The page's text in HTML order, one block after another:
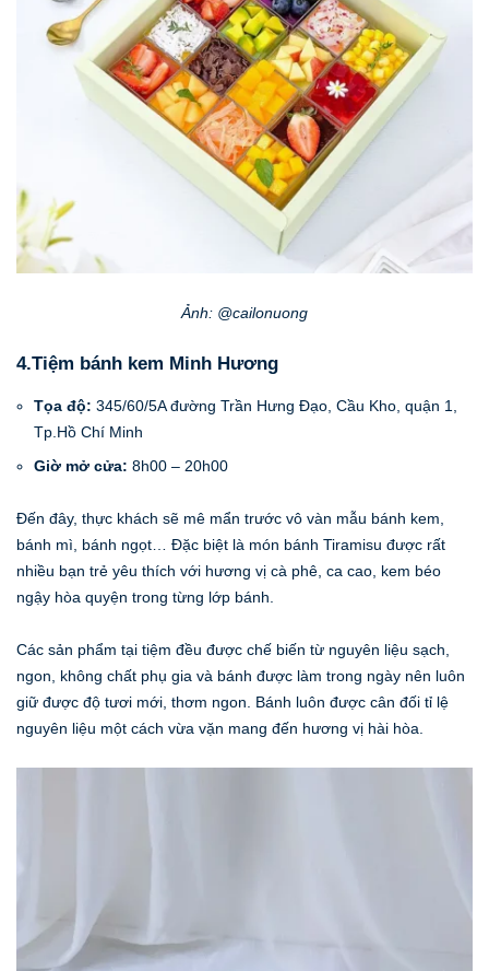
Ảnh: @cailonuong
4.Tiệm bánh kem Minh Hương
Tọa độ: 345/60/5A đường Trần Hưng Đạo, Cầu Kho, quận 1,
Tp.Hồ Chí Minh
Giờ mở cửa: 8h00 – 20h00
Đến đây, thực khách sẽ mê mẩn trước vô vàn mẫu bánh kem,
bánh mì, bánh ngọt… Đặc biệt là món bánh Tiramisu được rất
nhiều bạn trẻ yêu thích với hương vị cà phê, ca cao, kem béo
ngậy hòa quyện trong từng lớp bánh.
Các sản phẩm tại tiệm đều được chế biến từ nguyên liệu sạch,
ngon, không chất phụ gia và bánh được làm trong ngày nên luôn
giữ được độ tươi mới, thơm ngon. Bánh luôn được cân đối tỉ lệ
nguyên liệu một cách vừa vặn mang đến hương vị hài hòa.